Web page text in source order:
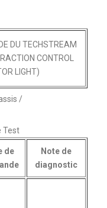
DU TECHSTREAM
CONTROL
LIGHT)
/
Test
de
Note de
diagnostic